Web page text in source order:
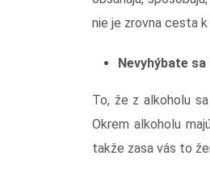
nie je zrovna cesta
Nevyhýbate
To, že z alkoholu
Okrem alkoholu
takže zasa vás to